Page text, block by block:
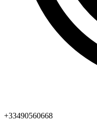
+33490560668